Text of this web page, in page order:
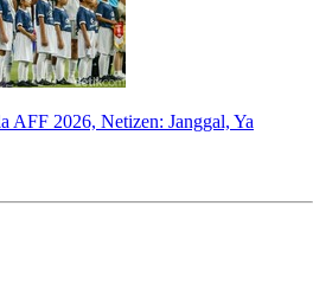
AFF 2026, Netizen: Janggal, Ya